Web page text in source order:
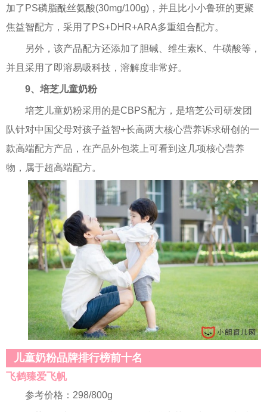
加了PS磷脂酰丝氨酸(30mg/100g)，并且比小小鲁班的更聚
焦益智配方，采用了PS+DHR+ARA多重组合配方。
另外，该产品配方还添加了胆碱、维生素K、牛磺酸等，
并且采用了即溶易吸科技，溶解度非常好。
9、培芝儿童奶粉
培芝儿童奶粉采用的是CBPS配方，是培芝公司研发团
队针对中国父母对孩子益智+长高两大核心营养诉求研创的一
款高端配方产品，在产品外包装上可看到这几项核心营养
物，属于超高端配方。
儿童奶粉品牌排行榜前十名
飞鹤臻爱飞帆
参考价格：298/800g